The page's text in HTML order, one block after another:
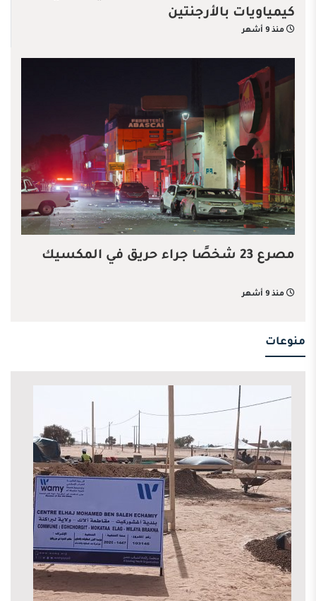
كيمياويات بالأرجنتين
منذ 9 أشهر
مصرع 23 شخصًا جراء حريق في المكسيك
منذ 9 أشهر
منوعات